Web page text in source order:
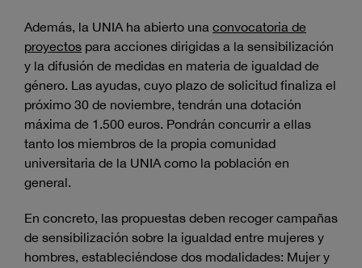
Además, la UNIA ha abierto una convocatoria de
proyectos para acciones dirigidas a la sensibilización
y la difusión de medidas en materia de igualdad de
género. Las ayudas, cuyo plazo de solicitud finaliza el
próximo 30 de noviembre, tendrán una dotación
máxima de 1.500 euros. Pondrán concurrir a ellas
tanto los miembros de la propia comunidad
universitaria de la UNIA como la población en
general.
En concreto, las propuestas deben recoger campañas
de sensibilización sobre la igualdad entre mujeres y
hombres, estableciéndose dos modalidades: Mujer y